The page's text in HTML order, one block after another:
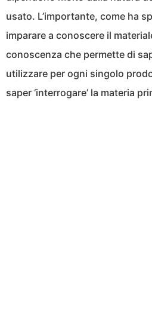
usato. L’importante, come ha
imparare a conoscere il
conoscenza che permette di
utilizzare per ogni singolo
saper ‘interrogare’ la materia